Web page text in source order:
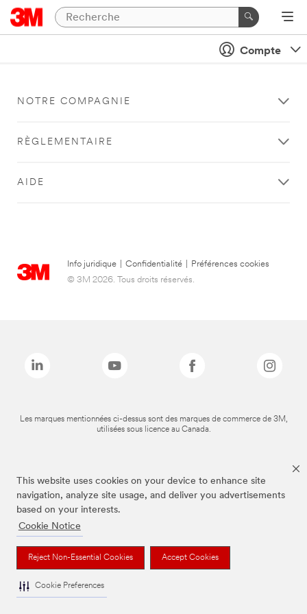
This website uses cookies on your device to enhance site
navigation, analyze site usage, and deliver you advertisements
based on your interests.
Cookie Notice
Reject Non-Essential Cookies Accept Cookies
Cookie Preferences
Compte
NOTRE COMPAGNIE
RÈGLEMENTAIRE
AIDE
Info juridique Confidentialité
Préférences cookies
© 3M 2026. Tous droits réservés.
Les marques mentionnées ci-dessus sont des marques de commerce de 3M,
utilisées sous licence au Canada.